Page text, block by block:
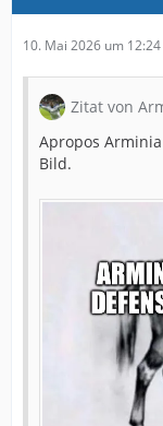
10. Mai 2026 um 12:24
Zitat von
Apropos
Bild.